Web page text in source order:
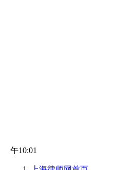
午10:01